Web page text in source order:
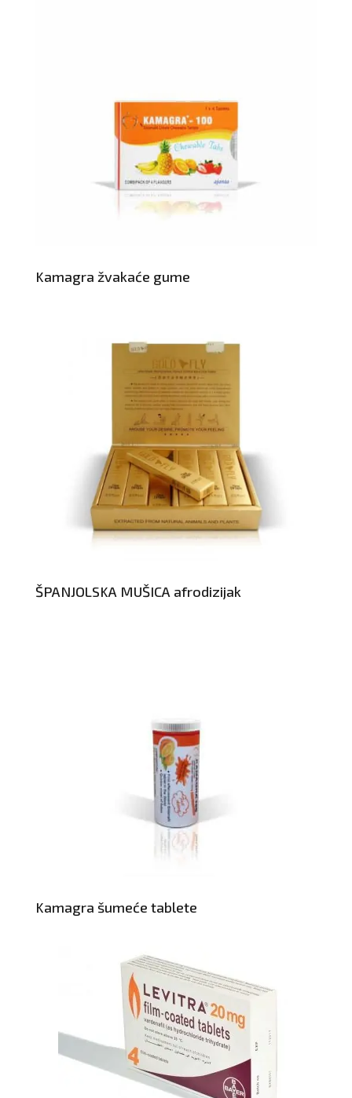
Kamagra žvakaće gume
ŠPANJOLSKA MUŠICA afrodizijak
Kamagra šumeće tablete